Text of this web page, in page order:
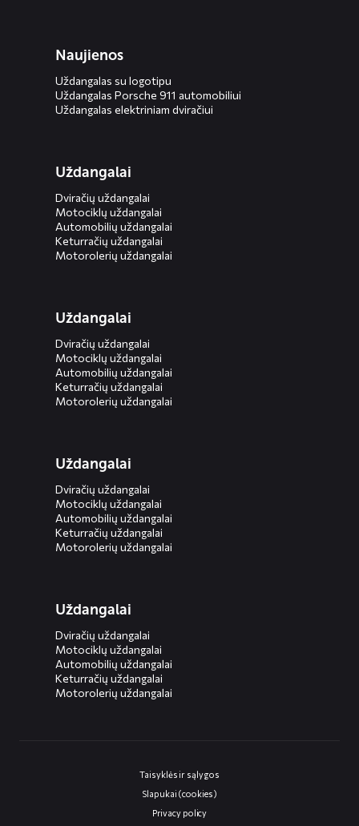
Naujienos
Uždangalas su logotipu
Uždangalas Porsche 911 automobiliui
Uždangalas elektriniam dviračiui
Uždangalai
Dviračių uždangalai
Motociklų uždangalai
Automobilių uždangalai
Keturračių uždangalai
Motorolerių uždangalai
Uždangalai
Dviračių uždangalai
Motociklų uždangalai
Automobilių uždangalai
Keturračių uždangalai
Motorolerių uždangalai
Uždangalai
Dviračių uždangalai
Motociklų uždangalai
Automobilių uždangalai
Keturračių uždangalai
Motorolerių uždangalai
Uždangalai
Dviračių uždangalai
Motociklų uždangalai
Automobilių uždangalai
Keturračių uždangalai
Motorolerių uždangalai
Taisyklės ir sąlygos
Slapukai (cookies)
Privacy policy